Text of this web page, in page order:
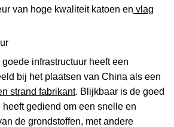
van hoge kwaliteit katoen en vlag
infrastructuur heeft een
bij het plaatsen van China als een
strand fabrikant. Blijkbaar is de goed
gediend om een ​​snelle en
de grondstoffen, met andere